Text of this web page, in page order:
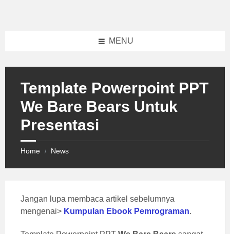
MENU
Template Powerpoint PPT
We Bare Bears Untuk
Presentasi
Home / News
Jangan lupa membaca artikel sebelumnya
mengenai> Kumpulan Ebook Pemrograman.